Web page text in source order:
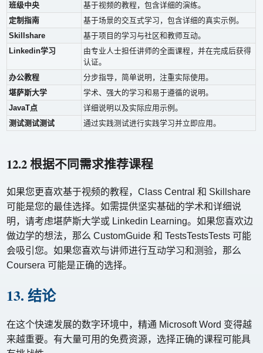
班级中央
基于视频的教程，包含详细的演练。
定制指南
基于场景的交互式学习，包含详细的真实示例。
Skillshare
基于项目的学习与社区和教师互动。
Linkedin学习
由专业人士担任讲师的全面课程，并在完成后获得
认证。
办公教程
分步指导，简单说明，注重实际使用。
堪萨斯大学
学术、强大的学习和易于遵循的说明。
JavaT点
详细说明以及实际应用示例。
测试测试测试
通过实践测试进行实践学习并立即应用。
12.2 根据不同需求推荐课程
如果您更喜欢基于视频的教程，Class Central 和 Skillshare
可能是您的最佳选择。如需提供坚实基础的学术和详细说
明，请考虑堪萨斯大学或 Linkedin Learning。如果您喜欢边
做边学的想法，那么 CustomGuide 和 TestsTestsTests 可能
会吸引您。如果您喜欢与讲师进行互动学习和测验，那么
Coursera 可能是正确的选择。
13. 结论
在这个快速发展的数字环境中，精通 Microsoft Word 变得越
来越重要。有大量可用的免费资源，选择正确的课程可能具